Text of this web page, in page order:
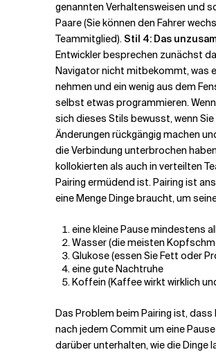
genannten Verhaltensweisen und
Paare (Sie können den Fahrer
Teammitglied).Stil 4: Das
Entwickler besprechen zunächst
Navigator nicht mitbekommt, was
nehmen und ein wenig aus dem
selbst etwas programmieren.
sich dieses Stils bewusst, wenn
Änderungen rückgängig machen
die Verbindung unterbrochen
kollokierten als auch in verteilten
Pairing ermüdend ist. Pairing ist
eine Menge Dinge braucht, um
eine kleine Pause mindestens
Wasser (die meisten
Glukose (essen Sie Fett oder
eine gute Nachtruhe
Koffein (Kaffee wirkt wirklich
Das Problem beim Pairing ist,
nach jedem Commit um eine
darüber unterhalten, wie die Dinge